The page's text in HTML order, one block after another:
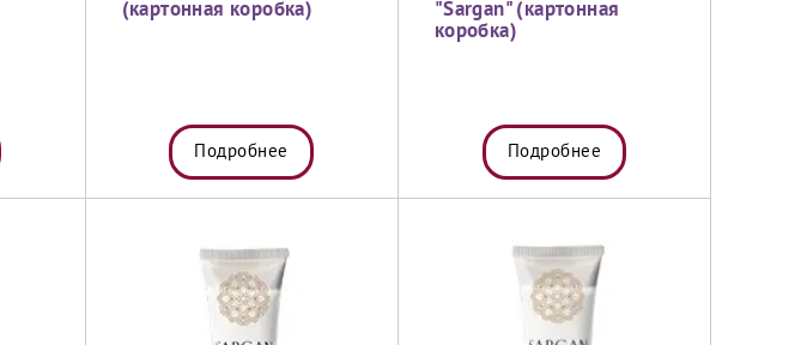
(картонная коробка)
Подробнее
"Sargan" (картонная
коробка)
Подробнее